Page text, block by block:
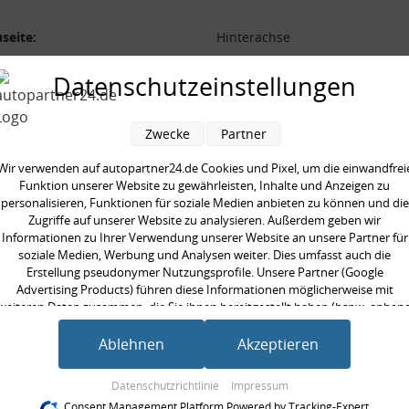
Hinterachse
[mm]:
280,0 mm
austauschen:
kauften auch
Datenschutzeinstellungen
verwenden auf autopartner24.de Cookies und Pixel, um die
Funktion unserer Website zu gewährleisten, Inhalte und Anzeigen zu
personalisieren, Funktionen für soziale Medien anbieten zu können und die
Zugriffe auf unserer Website zu analysieren. Außerdem geben wir
Informationen zu Ihrer Verwendung unserer Website an unsere Partner für
soziale Medien, Werbung und Analysen weiter. Dies umfasst auch die
Erstellung pseudonymer Nutzungsprofile. Unsere Partner (Google
Advertising Products) führen diese Informationen möglicherweise mit
Daten zusammen, die Sie ihnen bereitgestellt haben (bspw.
eines persönlichen Accounts) oder welche sie im Rahmen Ihrer Nutzung der
Dienste gesammelt haben (bspw. Nutzungsdaten anderer Geräte). Ihre
Einwilligung zur Nutzung von Cookies und Pixeln können Sie jederzeit
dort die entsprechenden Anpassungen vornehmen.
Datenschutzrichtlinie Impressum
Zwecke Partner
Ablehnen Akzeptieren